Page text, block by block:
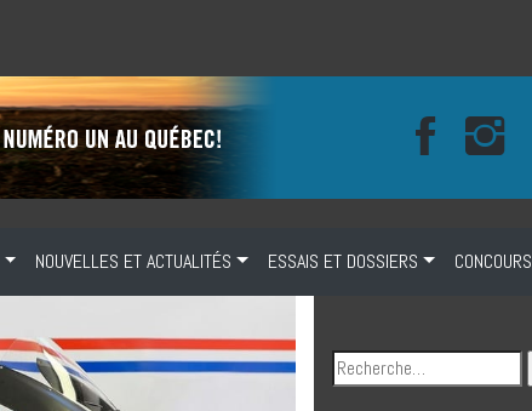
NOUVELLES ET ACTUALITÉS ESSAIS ET DOSSIERS CONCOURS